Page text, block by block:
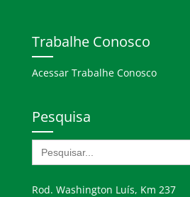
Trabalhe Conosco
Acessar Trabalhe Conosco
Pesquisa
Search
for:
Rod. Washington Luís, Km 237